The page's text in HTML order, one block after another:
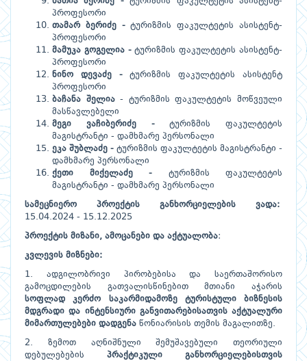
პროფესორი
თამარ
ბერიძე-ტურიზმის ფაკულტეტის ასისტენტ-
პროფესორი
მამუკა გოგელია-ტურიზმის ფაკულტეტის ასისტენტ-
პროფესორი
ნინო
დევაძე-ტურიზმის ფაკულტეტის ასისტენტ
პროფესორი
ბაჩანა
შელია- ტურიზმის ფაკულტეტის მოწვეული
მასწავლებელი
მეგი
ვაჩიბერიძე-ტურიზმის ფაკულტეტის
მაგისტრანტი - დამხმარე პერსონალი
ეკა შუბლაძე - ტურიზმის ფაკულტეტის მაგისტრანტი -
დამხმარე პერსონალი
ქეთი
მიქელაძე- ტურიზმის ფაკულტეტის
მაგისტრანტი - დამხმარე პერსონალი
სამეცნიერო პროექტის განხორციელების ვადა:
15.04.2024 - 15.12.2025
პროექტის მიზანი, ამოცანები და აქტუალობა:
კვლევის მიზნები:
1. ადგილობრივი პირობებისა და საერთაშორისო
გამოცდილების გათვალისწინებით მთიანი აჭარის
სოფლად
კერძო საკარმიდამოზე ტურისტული
ბიზნესის
მდგრადი და ინტენსიური განვითარებისათვის აქტუალური
მიმართულებები დადგენა წონიარისის თემის მაგალითზე.
2. ზემოთ აღნიშნული შემუშავებული თეორიული
დებულებების პრაქტიკული
განხორციელებისთვის